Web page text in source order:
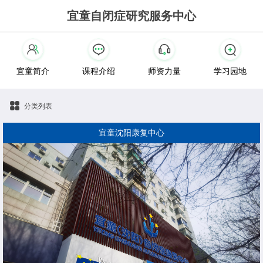
宜童自闭症研究服务中心
宜童简介 课程介绍 师资力量 学习园地
分类列表
宜童沈阳康复中心